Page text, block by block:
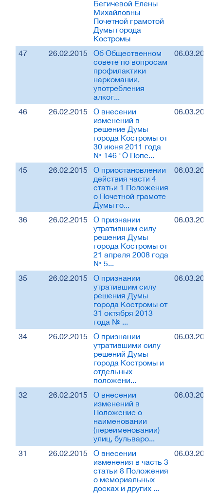
Бегичевой Елены
Михайловны
Почетной грамотой
Думы города
Костромы
47
26.02.2015
Об Общественном
совете по вопросам
профилактики
наркомании,
употребления
алког...
06.03.2015
46 26.02.2015
О внесении
изменений в
решение Думы
города Костромы от
30 июня 2011 года
№ 146 "О Попе...
06.03.2015
45 26.02.2015
О приостановлении
действия части 4
статьи 1 Положения
о Почетной грамоте
Думы го...
06.03.2015
36 26.02.2015
О признании
утратившим силу
решения Думы
города Костромы от
21 апреля 2008 года
№ 5...
06.03.2015
35 26.02.2015
О признании
утратившим силу
решения Думы
города Костромы от
31 октября 2013
года № ...
06.03.2015
34 26.02.2015
О признании
утратившими силу
решений Думы
города Костромы и
отдельных
положени...
06.03.2015
32 26.02.2015
О внесении
изменений в
Положение о
наименовании
(переименовании)
улиц, бульваро...
06.03.2015
31 26.02.2015
О внесении
изменения в часть 3
статьи 8 Положения
о мемориальных
досках и других ...
06.03.2015